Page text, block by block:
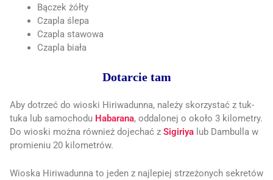
Bączek żółty
Czapla ślepa
Czapla stawowa
Czapla biała
Dotarcie tam
Aby dotrzeć do wioski Hiriwadunna, należy skorzystać z tuk-
tuka lub samochodu Habarana, oddalonej o około 3 kilometry.
Do wioski można również dojechać z Sigiriya lub Dambulla w
promieniu 20 kilometrów.
Wioska Hiriwadunna to jeden z najlepiej strzeżonych sekretów